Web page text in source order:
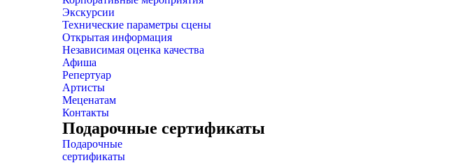
Экскурсии
Технические параметры сцены
Открытая информация
Независимая оценка качества
Афиша
Репертуар
Артисты
Меценатам
Контакты
Подарочные сертификаты
Подарочные
сертификаты